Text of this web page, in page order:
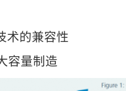
术的兼容性
容量制造